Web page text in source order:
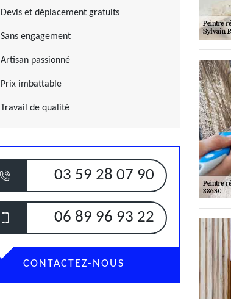
Devis et déplacement gratuits
Sans engagement
Artisan passionné
Prix imbattable
Travail de qualité
03 59 28 07 90
06 89 96 93 22
CONTACTEZ-NOUS